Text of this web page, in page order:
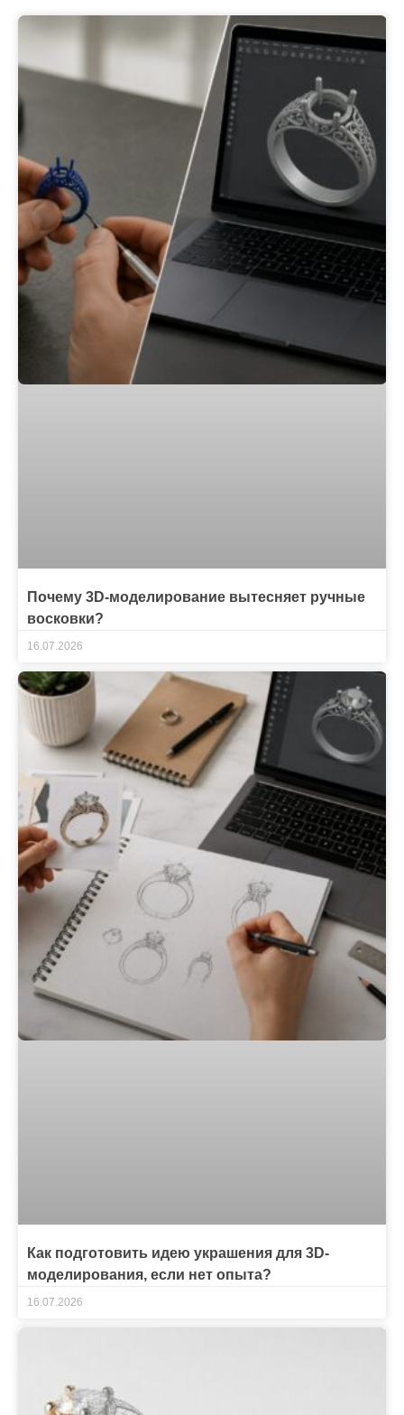
Почему 3D-моделирование вытесняет ручные
восковки?
16.07.2026
Как подготовить идею украшения для 3D-
моделирования, если нет опыта?
16.07.2026